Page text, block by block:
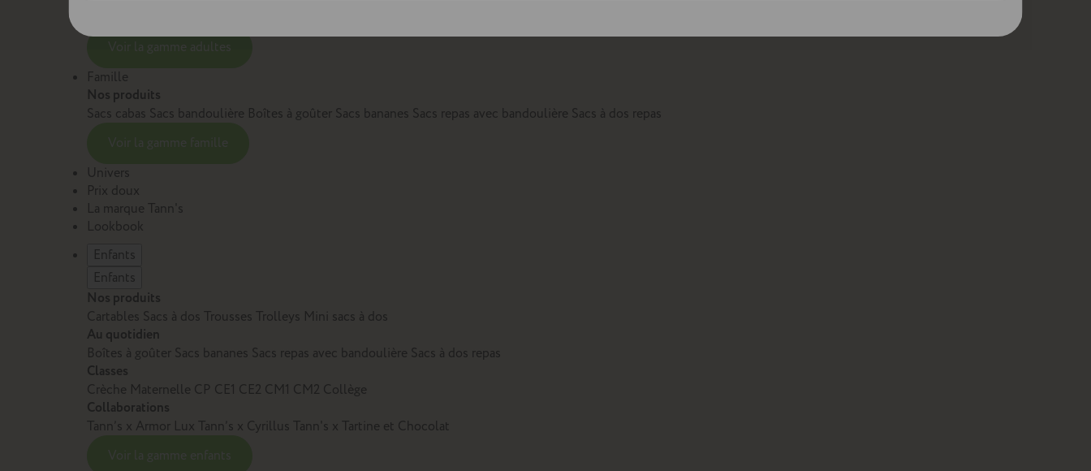
Famille
Nos produits
Sacs cabas Sacs bandoulière Boîtes à goûter Sacs bananes Sacs repas avec bandoulière Sacs à dos repas
Univers
Prix doux
La marque Tann's
Lookbook
Enfants
Enfants
Nos produits
Cartables Sacs à dos Trousses Trolleys Mini sacs à dos
Au quotidien
Boîtes à goûter Sacs bananes Sacs repas avec bandoulière Sacs à dos repas
Classes
Crèche Maternelle CP CE1 CE2 CM1 CM2 Collège
Collaborations
Tann’s x Armor Lux Tann’s x Cyrillus Tann's x Tartine et Chocolat